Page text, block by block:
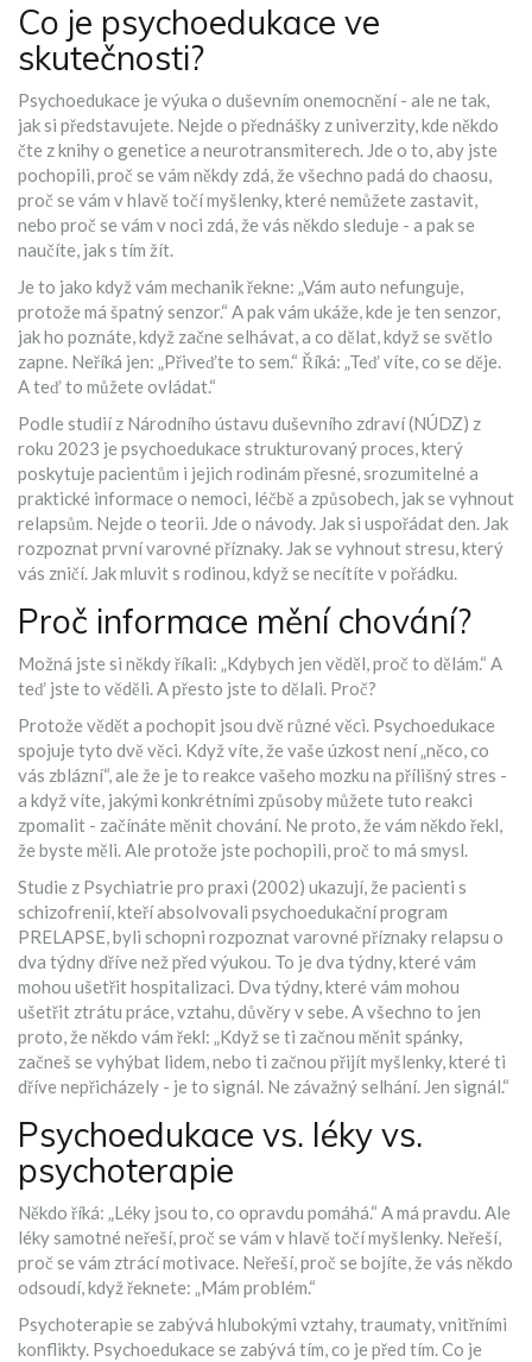
Co je psychoedukace ve
skutečnosti?
Psychoedukace je výuka o duševním onemocnění - ale ne tak,
jak si představujete. Nejde o přednášky z univerzity, kde někdo
čte z knihy o genetice a neurotransmiterech. Jde o to, aby jste
pochopili, proč se vám někdy zdá, že všechno padá do chaosu,
proč se vám v hlavě točí myšlenky, které nemůžete zastavit,
nebo proč se vám v noci zdá, že vás někdo sleduje - a pak se
naučíte, jak s tím žít.
Je to jako když vám mechanik řekne: „Vám auto nefunguje,
protože má špatný senzor.“ A pak vám ukáže, kde je ten senzor,
jak ho poznáte, když začne selhávat, a co dělat, když se světlo
zapne. Neříká jen: „Přiveďte to sem.“ Říká: „Teď víte, co se děje.
A teď to můžete ovládat.“
Podle studií z Národního ústavu duševního zdraví (NÚDZ) z
roku 2023 je psychoedukace strukturovaný proces, který
poskytuje pacientům i jejich rodinám přesné, srozumitelné a
praktické informace o nemoci, léčbě a způsobech, jak se vyhnout
relapsům. Nejde o teorii. Jde o návody. Jak si uspořádat den. Jak
rozpoznat první varovné příznaky. Jak se vyhnout stresu, který
vás zničí. Jak mluvit s rodinou, když se necítíte v pořádku.
Proč informace mění chování?
Možná jste si někdy říkali: „Kdybych jen věděl, proč to dělám.“ A
teď jste to věděli. A přesto jste to dělali. Proč?
Protože vědět a pochopit jsou dvě různé věci. Psychoedukace
spojuje tyto dvě věci. Když víte, že vaše úzkost není „něco, co
vás zblázní“, ale že je to reakce vašeho mozku na přílišný stres -
a když víte, jakými konkrétními způsoby můžete tuto reakci
zpomalit - začínáte měnit chování. Ne proto, že vám někdo řekl,
že byste měli. Ale protože jste pochopili, proč to má smysl.
Studie z Psychiatrie pro praxi (2002) ukazují, že pacienti s
schizofrenií, kteří absolvovali psychoedukační program
PRELAPSE, byli schopni rozpoznat varovné příznaky relapsu o
dva týdny dříve než před výukou. To je dva týdny, které vám
mohou ušetřit hospitalizaci. Dva týdny, které vám mohou
ušetřit ztrátu práce, vztahu, důvěry v sebe. A všechno to jen
proto, že někdo vám řekl: „Když se ti začnou měnit spánky,
začneš se vyhýbat lidem, nebo ti začnou přijít myšlenky, které ti
dříve nepřicházely - je to signál. Ne závažný selhání. Jen signál.“
Psychoedukace vs. léky vs.
psychoterapie
Někdo říká: „Léky jsou to, co opravdu pomáhá.“ A má pravdu. Ale
léky samotné neřeší, proč se vám v hlavě točí myšlenky. Neřeší,
proč se vám ztrácí motivace. Neřeší, proč se bojíte, že vás někdo
odsoudí, když řeknete: „Mám problém.“
Psychoterapie se zabývá hlubokými vztahy, traumaty, vnitřními
konflikty. Psychoedukace se zabývá tím, co je před tím. Co je